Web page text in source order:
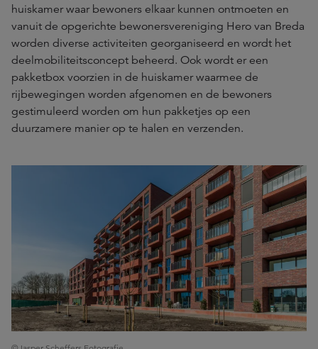
huiskamer waar bewoners elkaar kunnen ontmoeten en
vanuit de opgerichte bewonersvereniging Hero van Breda
worden diverse activiteiten georganiseerd en wordt het
deelmobiliteitsconcept beheerd. Ook wordt er een
pakketbox voorzien in de huiskamer waarmee de
rijbewegingen worden afgenomen en de bewoners
gestimuleerd worden om hun pakketjes op een
duurzamere manier op te halen en verzenden.